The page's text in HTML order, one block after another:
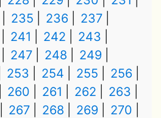
235 236
237
241 242
243
247 248
249
253 254 255
256
260 261 262
263
267 268 269
270